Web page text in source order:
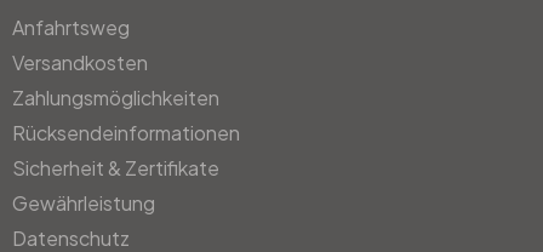
Anfahrtsweg
Versandkosten
Zahlungsmöglichkeiten
Rücksendeinformationen
Sicherheit & Zertifikate
Gewährleistung
Datenschutz